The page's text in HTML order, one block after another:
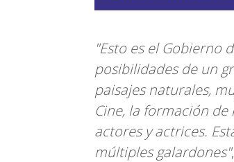
"Esto es el Gobierno
posibilidades de un
paisajes naturales,
Cine, la formación
actores y actrices.
múltiples galardones"